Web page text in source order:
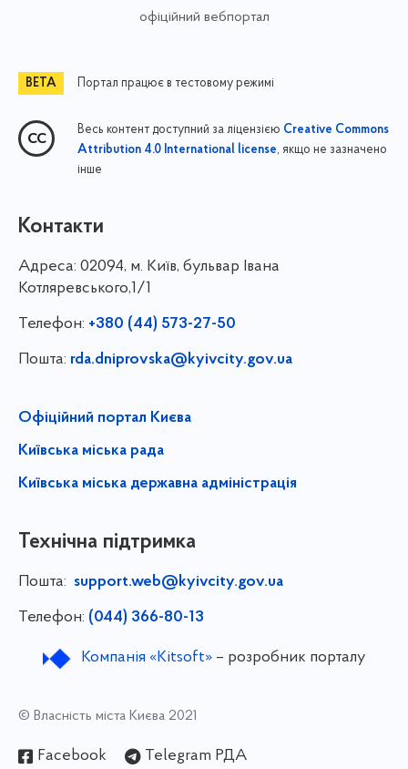
офіційний вебпортал
Портал працює в тестовому режимі
Весь контент доступний за ліцензією Creative Commons
Attribution 4.0 International license, якщо не зазначено
інше
Контакти
Адреса: 02094, м. Київ, бульвар Івана
Котляревського,1/1
Телефон: +380 (44) 573-27-50
Пошта: rda.dniprovska@kyivcity.gov.ua
Офіційний портал Києва
Київська міська рада
Київська міська державна адміністрація
Технічна підтримка
Пошта: support.web@kyivcity.gov.ua
Телефон: (044) 366-80-13
Компанія «Kitsoft»– розробник порталу
© Власність міста Києва 2021
Facebook Telegram РДА